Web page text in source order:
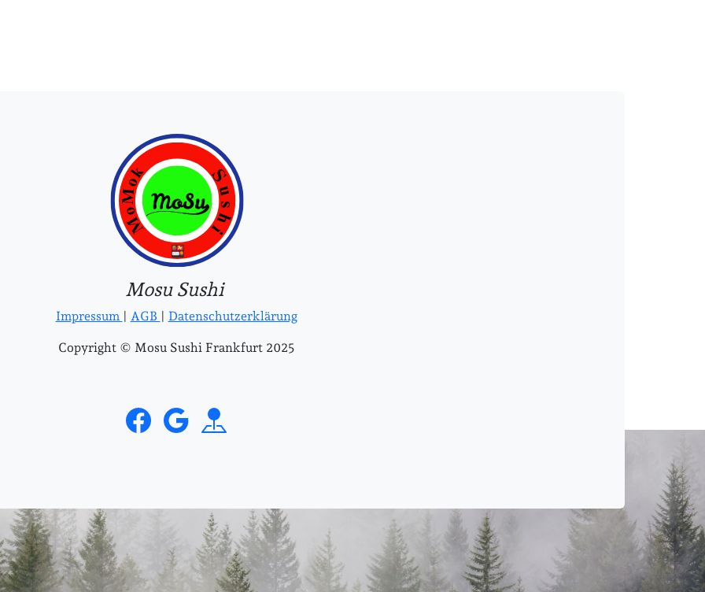
Mosu Sushi
Impressum | AGB | Datenschutzerklärung
Copyright © Mosu Sushi Frankfurt 2025